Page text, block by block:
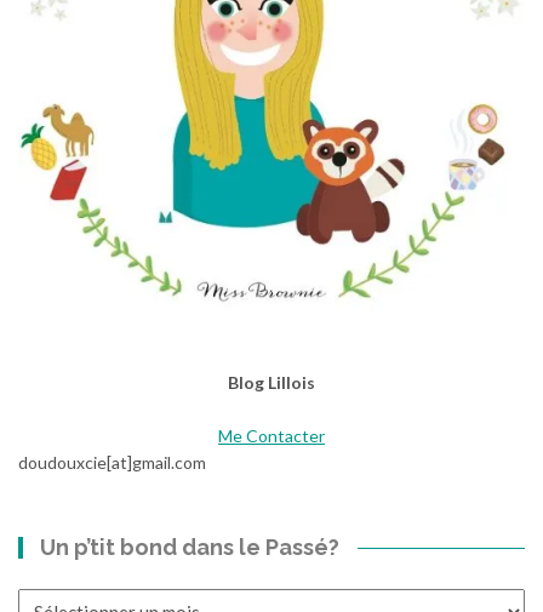
Blog Lillois
Me Contacter
doudouxcie[at]gmail.com
Un p’tit bond dans le Passé?